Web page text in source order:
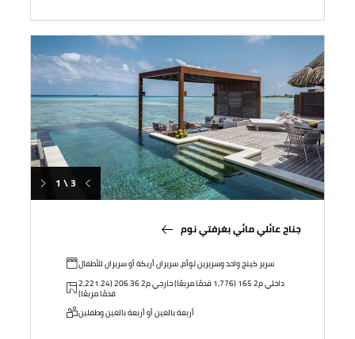
1 \ 3
جناح عائلي مائي بغرفتي نوم
سرير كينج واحد وسريرين توأم, سريران أريكة أو سريران للأطفال
داخلي م2 165 (1,776 قدمًا مربعًا) خارجي م2 206.36 (2,221.24
قدمًا مربعًا)
أربعة بالغين أو أربعة بالغين وطفلين